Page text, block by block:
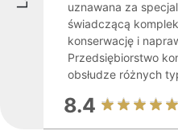
uznawana za
świadczącą
konserwację i
Przedsiębiorstwo
obsłudze różnych
8.4